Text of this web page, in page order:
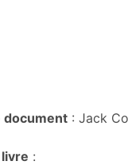
document : Jack
: